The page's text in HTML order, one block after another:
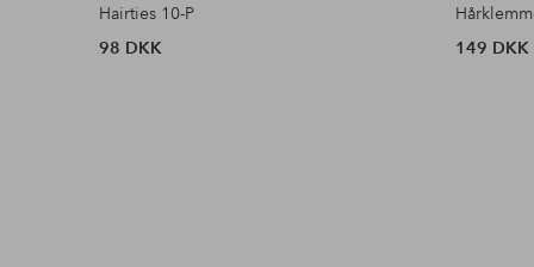
Hairties 10-P
98 DKK
149 DKK